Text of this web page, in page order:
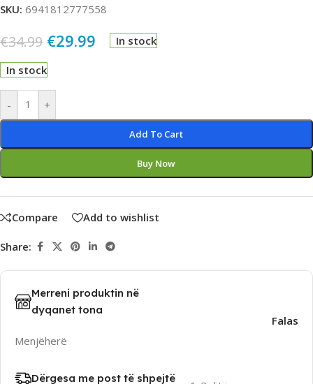
SKU: 6941812777558
€34.99 €29.99 In stock
In stock
- +
Add To Cart
Buy Now
Alternative:
Compare Add to wishlist
Share:
Merreni produktin në
dyqanet tona
Menjëherë
Falas
Dërgesa me post të shpejtë